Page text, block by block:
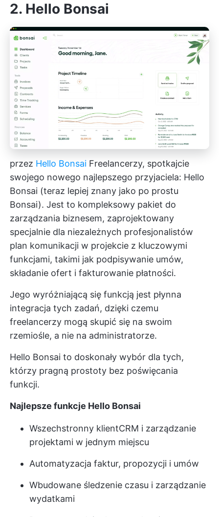
2. Hello Bonsai
przez Hello Bonsai Freelancerzy, spotkajcie
swojego nowego najlepszego przyjaciela: Hello
Bonsai (teraz lepiej znany jako po prostu
Bonsai). Jest to kompleksowy pakiet do
zarządzania biznesem, zaprojektowany
specjalnie dla niezależnych profesjonalistów
plan komunikacji w projekcie z kluczowymi
funkcjami, takimi jak podpisywanie umów,
składanie ofert i fakturowanie płatności.
Jego wyróżniającą się funkcją jest płynna
integracja tych zadań, dzięki czemu
freelancerzy mogą skupić się na swoim
rzemiośle, a nie na administratorze.
Hello Bonsai to doskonały wybór dla tych,
którzy pragną prostoty bez poświęcania
funkcji.
Najlepsze funkcje Hello Bonsai
Wszechstronny klientCRM i zarządzanie
projektami w jednym miejscu
Automatyzacja faktur, propozycji i umów
Wbudowane śledzenie czasu i zarządzanie
wydatkami